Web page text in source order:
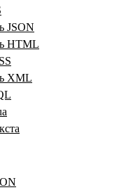
JSON
HTML
XML